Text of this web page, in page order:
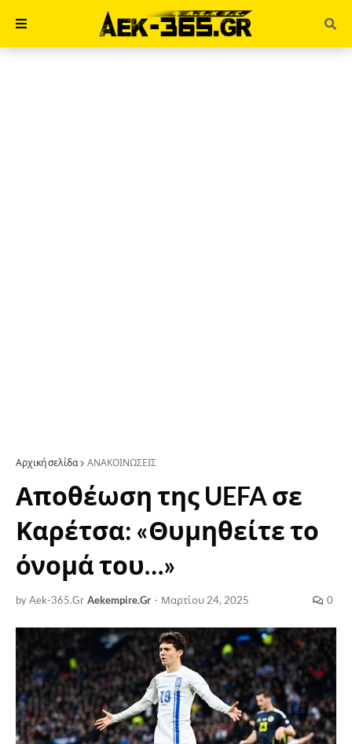
Αρχική σελίδα ΑΝΑΚΟΙΝΩΣΕΙΣ
Αποθέωση της UEFA σε
Καρέτσα: «Θυμηθείτε το
όνομά του…»
by Aek-365.Gr Aekempire.Gr - Μαρτίου 24, 2025 0